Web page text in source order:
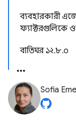
ব্যবহারকারী
ফ্যাক্টরগুলিকে
বাতিঘর ১২.৮.০
Sofia